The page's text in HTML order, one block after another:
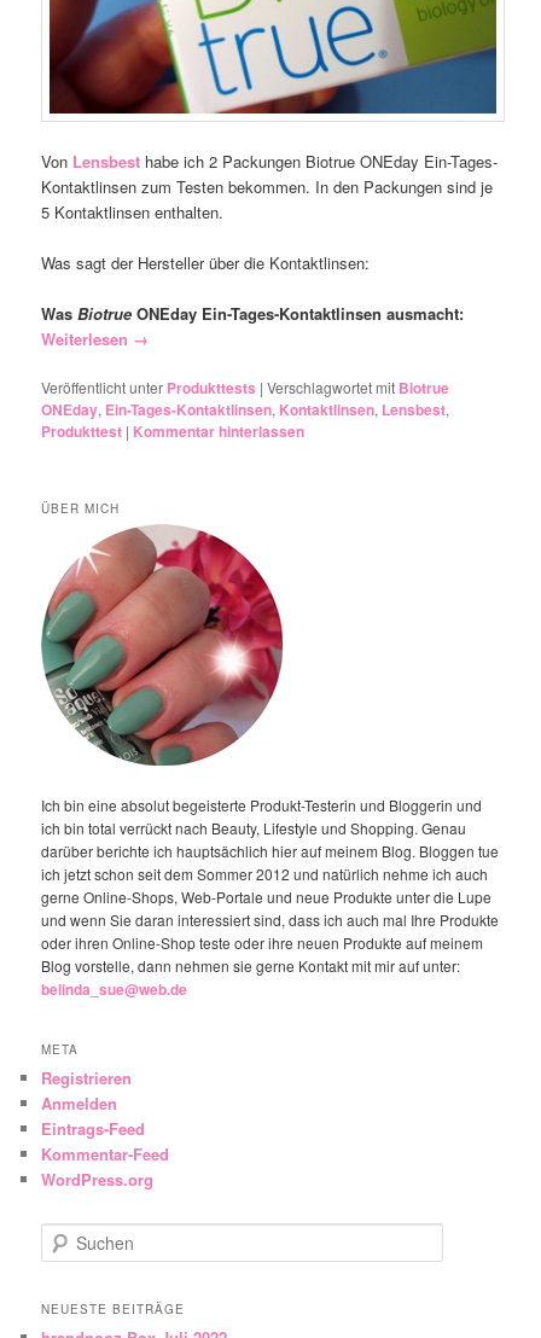
Von Lensbest habe ich 2 Packungen Biotrue ONEday Ein-Tages-
Kontaktlinsen zum Testen bekommen. In den Packungen sind je
5 Kontaktlinsen enthalten.
Was sagt der Hersteller über die Kontaktlinsen:
WasBiotrue ONEday Ein-Tages-Kontaktlinsen ausmacht:
Weiterlesen →
Veröffentlicht unter Produkttests |Verschlagwortet mit Biotrue
ONEday, Ein-Tages-Kontaktlinsen, Kontaktlinsen, Lensbest,
Produkttest | Kommentar hinterlassen
ÜBER MICH
Ich bin eine absolut begeisterte Produkt-Testerin und Bloggerin und
ich bin total verrückt nach Beauty, Lifestyle und Shopping. Genau
darüber berichte ich hauptsächlich hier auf meinem Blog. Bloggen tue
ich jetzt schon seit dem Sommer 2012 und natürlich nehme ich auch
gerne Online-Shops, Web-Portale und neue Produkte unter die Lupe
und wenn Sie daran interessiert sind, dass ich auch mal Ihre Produkte
oder ihren Online-Shop teste oder ihre neuen Produkte auf meinem
Blog vorstelle, dann nehmen sie gerne Kontakt mit mir auf unter:
belinda_sue@web.de
META
Registrieren
Anmelden
Eintrags-Feed
Kommentar-Feed
WordPress.org
Suchen
NEUESTE BEITRÄGE